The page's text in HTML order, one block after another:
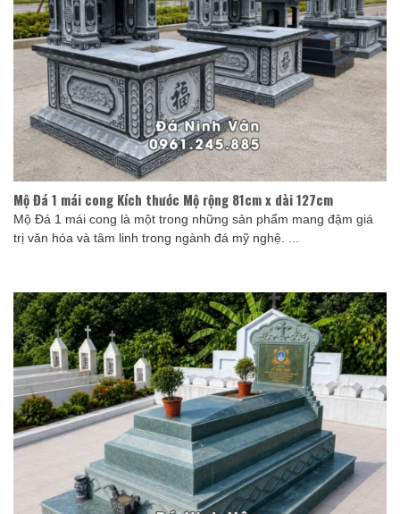
Mộ Đá 1 mái cong Kích thước Mộ rộng 81cm x dài 127cm
Mộ Đá 1 mái cong là một trong những sản phẩm mang đậm giá
trị văn hóa và tâm linh trong ngành đá mỹ nghệ. ...